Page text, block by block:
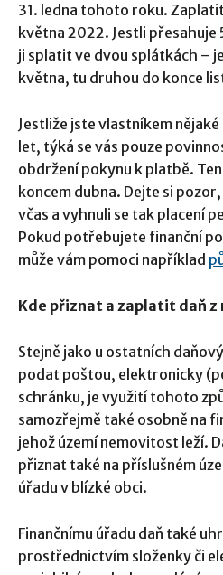
31. ledna tohoto roku.
května 2022. Jestli
ji splatit ve dvou splátkách –
května, tu druhou do konce
Jestliže jste vlastníkem
let, týká se vás pouze
obdržení pokynu k platbě.
koncem dubna. Dejte si
včas a vyhnuli se tak placení
Pokud potřebujete finanční
může vám pomoci například
Kde přiznat a zaplatit daň
Stejně jako u ostatních
podat poštou, elektronicky
schránku, je využití tohoto
samozřejmě také osobně na
jehož území nemovitost leží.
přiznat také na příslušném
úřadu v blízké obci.
Finančnímu úřadu daň také
prostřednictvím složenky či